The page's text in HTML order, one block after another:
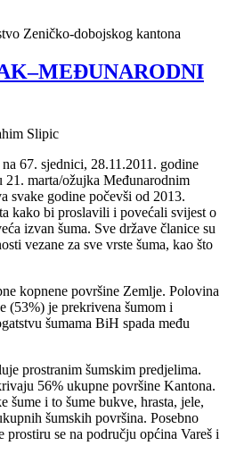
Zeničko-dobojskog kantona
Slipic
67. sjednici, 28.11.2011. godine
marta/ožujka Međunarodnim
svake godine počevši od 2013.
kako bi proslavili i povećali svijest o
izvan šuma. Sve države članice su
vezane za sve vrste šuma, kao što
kopnene površine Zemlje. Polovina
(53%) je prekrivena šumom i
šumama BiH spada među
prostranim šumskim predjelima.
56% ukupne površine Kantona.
šume i to šume bukve, hrasta, jele,
šumskih površina. Posebno
prostiru se na području općina Vareš i